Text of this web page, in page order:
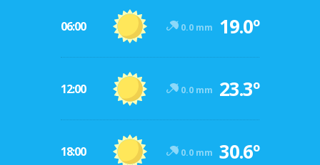
06:00 0.0 mm 19.0º
12:00 0.0 mm 23.3º
18:00 0.0 mm 30.6º